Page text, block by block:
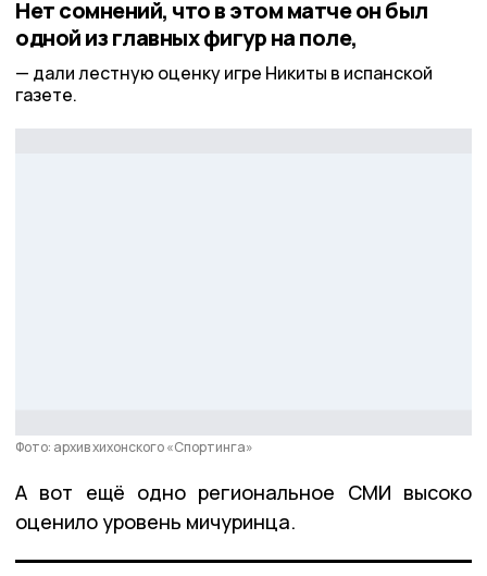
Нет сомнений, что в этом матче он был
одной из главных фигур на поле,
дали лестную оценку игре Никиты в испанской
газете.
Фото: архив хихонского «Спортинга»
А вот ещё одно региональное СМИ высоко
оценило уровень мичуринца.